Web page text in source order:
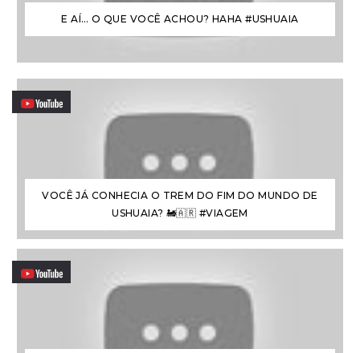
E AÍ… O QUE VOCÊ ACHOU? HAHA #USHUAIA
VOCÊ JÁ CONHECIA O TREM DO FIM DO MUNDO DE
USHUAIA? 🚂🇦🇷 #VIAGEM